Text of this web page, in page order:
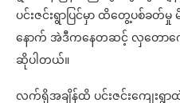
ပင်းဇင်းရွာပြင်မှာ ထိတွေ့ပစ်ခတ်မှု
နောက် အဲဒီကနေတဆင့် လှတော
ဆိုပါတယ်။
လက်ရှိအချိန်ထိ ပင်းဇင်းကျေး